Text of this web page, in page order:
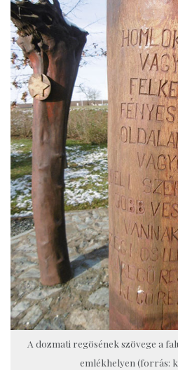
A dozmati regösének szövege a
emlékhelyen (forrás: